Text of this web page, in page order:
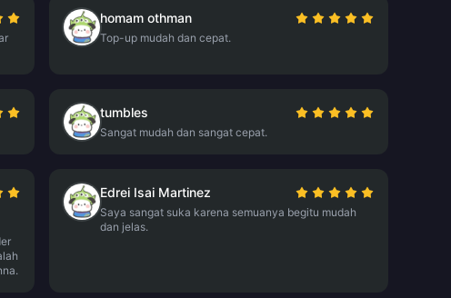
homam othman
Top-up mudah dan cepat.
tumbles
Sangat mudah dan sangat cepat.
Edrei Isai Martinez
Saya sangat suka karena semuanya begitu mudah
dan jelas.